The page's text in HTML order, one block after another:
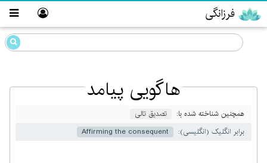
فرزانگی
هاگویی پیامد
همچنین شناخته شده با:
تصدیق تالی
برابر انگلیک (انگلیسی):
Affirming the consequent